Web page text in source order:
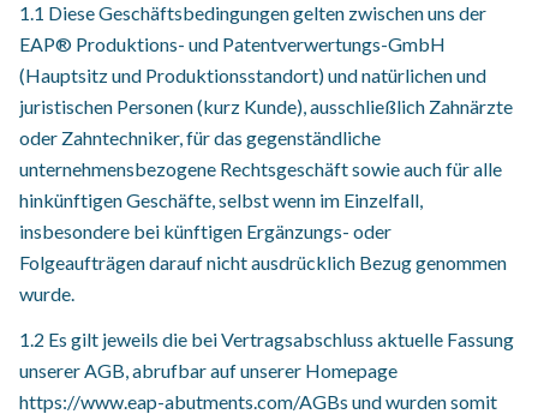
1.1 Diese Geschäftsbedingungen gelten zwischen uns der
EAP® Produktions- und Patentverwertungs-GmbH
(Hauptsitz und Produktionsstandort) und natürlichen und
juristischen Personen (kurz Kunde), ausschließlich Zahnärzte
oder Zahntechniker, für das gegenständliche
unternehmensbezogene Rechtsgeschäft sowie auch für alle
hinkünftigen Geschäfte, selbst wenn im Einzelfall,
insbesondere bei künftigen Ergänzungs- oder
Folgeaufträgen darauf nicht ausdrücklich Bezug genommen
wurde.
1.2 Es gilt jeweils die bei Vertragsabschluss aktuelle Fassung
unserer AGB, abrufbar auf unserer Homepage
https://www.eap-abutments.com/AGBs und wurden somit